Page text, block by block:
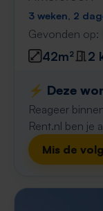
3 weken, 2
Gevonden op:
42m² 2
⚡️ Deze
Reageer
Rent.nl ben je
Mis de